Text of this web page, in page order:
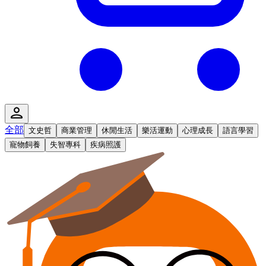
全部 文史哲 商業管理 休閒生活 樂活運動 心理成長
語言學習
寵物飼養
失智專科 疾病照護